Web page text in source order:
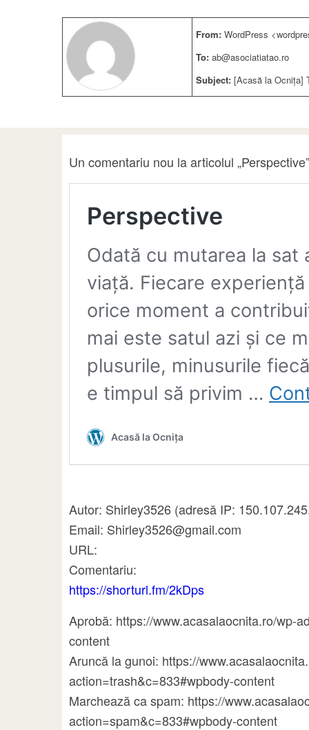
From: WordPress
To: ab@asociatiatao.ro
Subject: [Acasă la Ocnița]
Un comentariu nou la articolul
Autor: Shirley3526 (adresă IP:
Email: Shirley3526@gmail.com
URL:
Comentariu:
https://shorturl.fm/2kDps
Aprobă: https://www.acasalaocnita.ro/wp-
content
Aruncă la gunoi: https://
action=trash&c=833#wpbody-content
Marchează ca spam: https://
action=spam&c=833#wpbody-content